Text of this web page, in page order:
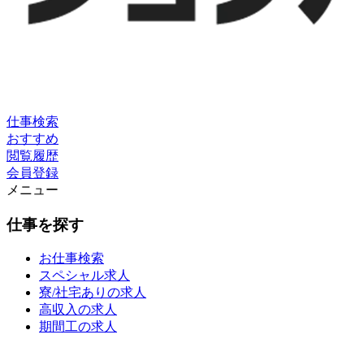
仕事検索
おすすめ
閲覧履歴
会員登録
メニュー
仕事を探す
お仕事検索
スペシャル求人
寮/社宅ありの求人
高収入の求人
期間工の求人